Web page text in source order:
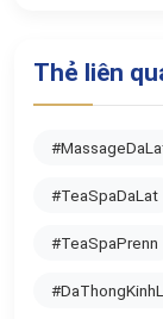
Thẻ liên
#TeaSpaDaLat
#TeaSpaPrenn